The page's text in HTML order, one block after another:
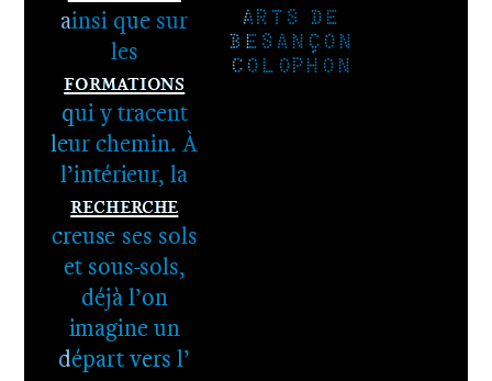
ainsi que sur
les
Formations
1er cycle -
Le DNA
2e cycle -
Le DNSEP
qui y tracent
leur chemin. À
l’intérieur, la
Recherche
creuse ses sols
et sous-sols,
déjà l’on
imagine un
départ vers l’
ARTS DE
BESANÇON
COLOPHON